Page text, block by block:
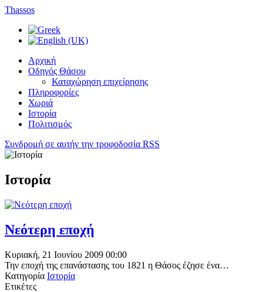
Thassos
Αρχική
Οδηγός Θάσου
Καταχώρηση επιχείρησης
Πληροφορίες
Χωριά
Ιστορία
Πολιτισμός
Συνδρομή σε αυτήν την τροφοδοσία RSS
Ιστορία
Νεότερη εποχή
Κυριακή, 21 Ιουνίου 2009 00:00
Την εποχή της επανάστασης του 1821 η Θάσος έζησε ένα…
Κατηγορία Ιστορία
Ετικέτες